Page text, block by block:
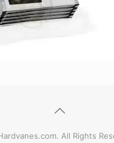
All Rights